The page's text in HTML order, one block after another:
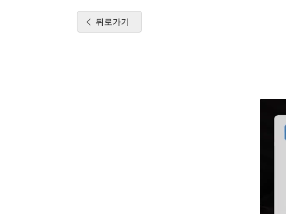
뒤로가기